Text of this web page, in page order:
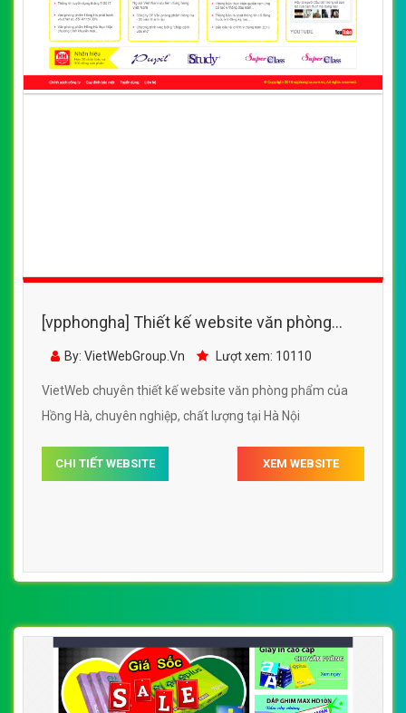
[vpphongha] Thiết kế website văn phòng
phẩm của Hồng Hà đẹp SEO tốt
By: VietWebGroup.Vn Lượt xem: 10110
VietWeb chuyên thiết kế website văn phòng phẩm của
Hồng Hà, chuyên nghiệp, chất lượng tại Hà Nội
CHI TIẾT WEBSITE XEM WEBSITE